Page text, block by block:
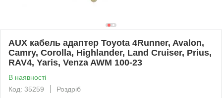
AUX кабель адаптер Toyota 4Runner, Avalon,
Camry, Corolla, Highlander, Land Cruiser, Prius,
RAV4, Yaris, Venza AWM 100-23
В наявності
Код: 35259
Роздріб